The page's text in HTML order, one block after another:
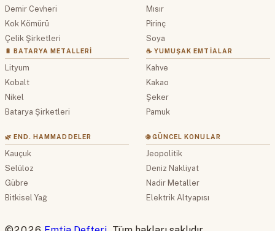
Demir Cevheri
Kok Kömürü
Çelik Şirketleri
🔋 BATARYA METALLERI
Lityum
Kobalt
Nikel
Batarya Şirketleri
Mısır
Pirinç
Soya
☕ YUMUŞAK EMTIALAR
Kahve
Kakao
Şeker
Pamuk
🌿 END. HAMMADDELER
Kauçuk
Selüloz
Gübre
Bitkisel Yağ
🌐 GÜNCEL KONULAR
Jeopolitik
Deniz Nakliyat
Nadir Metaller
Elektrik Altyapısı